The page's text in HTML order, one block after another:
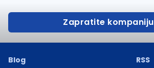
Zapratite kompaniju
Blog
RSS